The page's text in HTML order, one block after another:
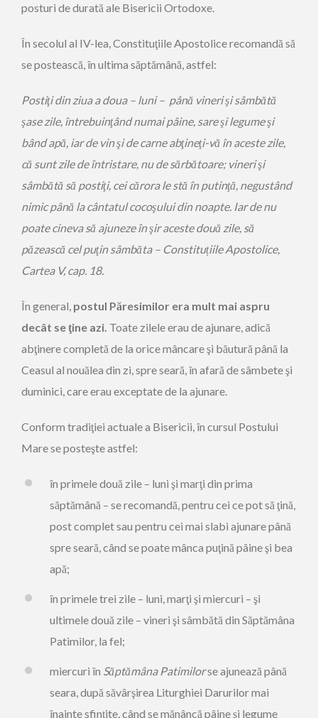
posturi de durată ale Bisericii Ortodoxe.
În secolul al IV-lea, Constituţiile Apostolice recomandă să
se postească, în ultima săptămână, astfel:
Postiţi din ziua a doua – luni – până vineri şi sâmbătă
şase zile, întrebuinţând numai pâine, sare şi legume şi
bând apă, iar de vin şi de carne abţineţi-vă în aceste zile,
că sunt zile de întristare, nu de sărbătoare; vineri şi
sâmbătă să postiţi, cei cărora le stă în putinţă, negustând
nimic până la cântatul cocoşului din noapte. Iar de nu
poate cineva să ajuneze în şir aceste două zile, să
păzească cel puţin sâmbăta – Constituțiile Apostolice,
Cartea V, cap. 18.
În general, postul Păresimilor era mult mai aspru
decât se ţine azi. Toate zilele erau de ajunare, adică
abţinere completă de la orice mâncare şi băutură până la
Ceasul al nouălea din zi, spre seară, în afară de sâmbete şi
duminici, care erau exceptate de la ajunare.
Conform tradiţiei actuale a Bisericii, în cursul Postului
Mare se posteşte astfel:
în primele două zile – luni şi marţi din prima
săptămână – se recomandă, pentru cei ce pot să ţină,
post complet sau pentru cei mai slabi ajunare până
spre seară, când se poate mânca puţină pâine şi bea
apă;
în primele trei zile – luni, marţi şi miercuri – şi
ultimele două zile – vineri şi sâmbătă din Săptămâna
Patimilor, la fel;
miercuri în Săptămâna Patimilorse ajunează până
seara, după săvârşirea Liturghiei Darurilor mai
înainte sfinţite, când se mănâncă pâine şi legume